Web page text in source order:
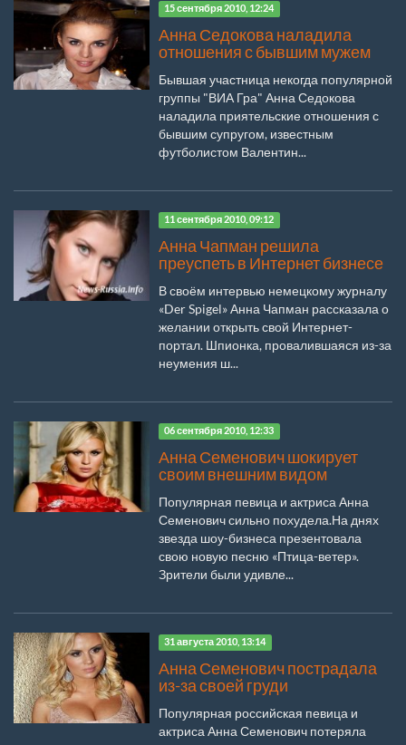
15 сентября 2010, 12:24
Анна Седокова наладила
отношения с бывшим мужем
Бывшая участница некогда популярной
группы "ВИА Гра" Анна Седокова
наладила приятельские отношения с
бывшим супругом, известным
футболистом Валентин...
11 сентября 2010, 09:12
Анна Чапман решила
преуспеть в Интернет бизнесе
В своём интервью немецкому журналу
«Der Spigel» Анна Чапман рассказала о
желании открыть свой Интернет-
портал. Шпионка, провалившаяся из-за
неумения ш...
06 сентября 2010, 12:33
Анна Семенович шокирует
своим внешним видом
Популярная певица и актриса Анна
Семенович сильно похудела.На днях
звезда шоу-бизнеса презентовала
свою новую песню «Птица-ветер».
Зрители были удивле...
31 августа 2010, 13:14
Анна Семенович пострадала
из-за своей груди
Популярная российская певица и
актриса Анна Семенович потеряла